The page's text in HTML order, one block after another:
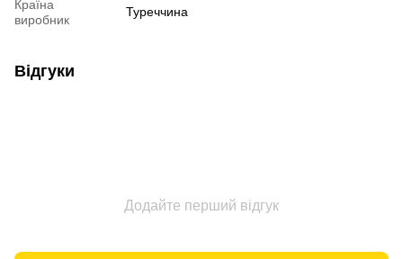
Країна
виробник
Туреччина
Відгуки
Додайте перший відгук